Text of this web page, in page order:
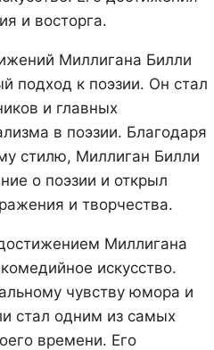
и восторга.
Миллигана Билли
подход к поэзии. Он стал
и главных
в поэзии. Благодаря
стилю, Миллиган Билли
о поэзии и открыл
и творчества.
Миллигана
искусство.
чувству юмора и
стал одним из самых
времени. Его